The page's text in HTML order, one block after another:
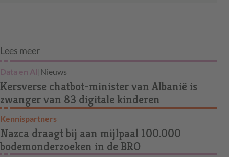
Lees meer
Data en AI |Nieuws
Kersverse chatbot-minister van Albanië is
zwanger van 83 digitale kinderen
Kennispartners
Nazca draagt bij aan mijlpaal 100.000
bodemonderzoeken in de BRO